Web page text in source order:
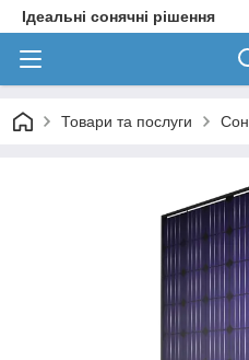
Ідеальні сонячні рішення
Товари та послуги